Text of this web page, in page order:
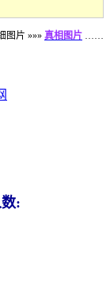
图片 »»» 真相图片 ……
: